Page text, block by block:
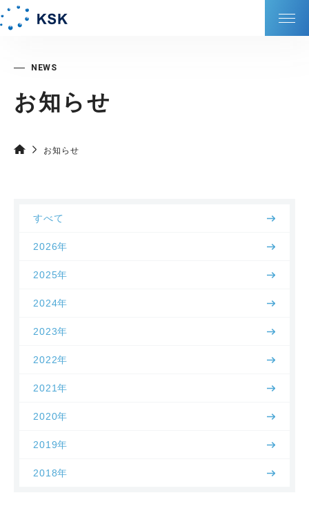
KSKの強み
会社情報
サービス
DXの取り組み
採⽤情報
お知らせ
お知らせ
すべて
2026年
2025年
2024年
2023年
2022年
2021年
2020年
2019年
2018年